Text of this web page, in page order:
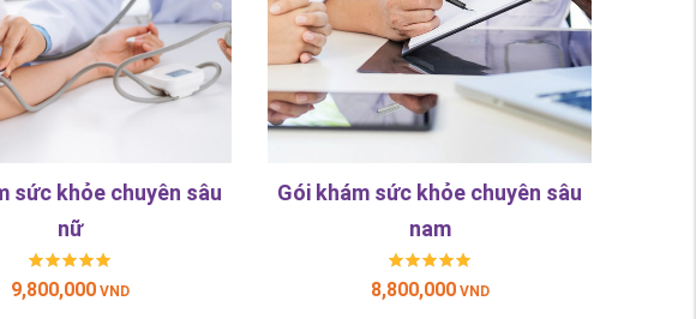
sức khỏe chuyên sâu
nữ
9,800,000 VND
Gói khám sức khỏe chuyên sâu
nam
8,800,000 VND